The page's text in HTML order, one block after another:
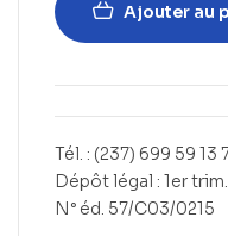
Ajouter au
Tél. : (237) 699 59
Dépôt légal : 1er
N° éd. 57/C03/0215